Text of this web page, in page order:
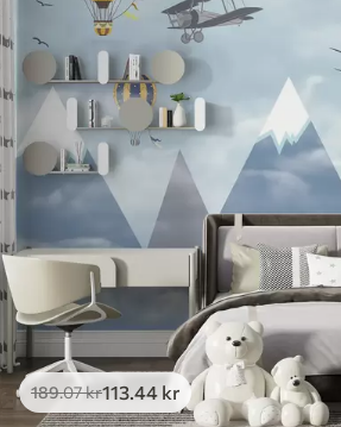
189.07kr113 .44 kr